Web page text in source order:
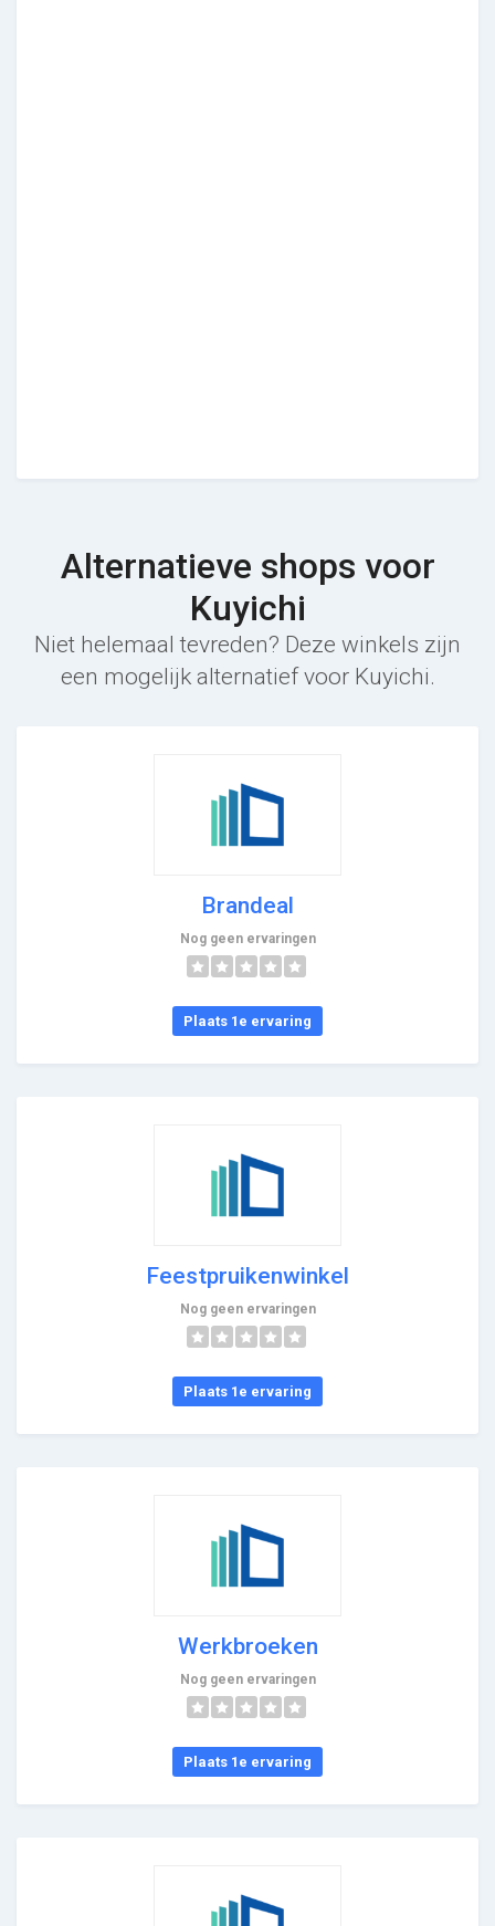
Alternatieve shops voor
Kuyichi
Niet helemaal tevreden? Deze winkels zijn
een mogelijk alternatief voor Kuyichi.
Brandeal
Nog geen ervaringen
Plaats 1e ervaring
Feestpruikenwinkel
Nog geen ervaringen
Plaats 1e ervaring
Werkbroeken
Nog geen ervaringen
Plaats 1e ervaring